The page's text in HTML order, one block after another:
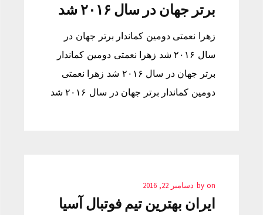
برتر جهان در سال ۲۰۱۶ شد
زهرا نعمتی دومین کماندار برتر جهان در
سال ۲۰۱۶ شد زهرا نعمتی دومین کماندار
برتر جهان در سال ۲۰۱۶ شد زهرا نعمتی
دومین کماندار برتر جهان در سال ۲۰۱۶ شد
by on دسامبر 22, 2016
ایران بهترین تیم فوتبال آسیا